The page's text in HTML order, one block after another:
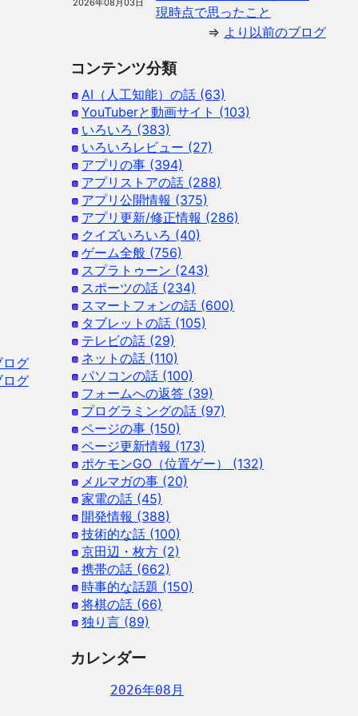
ログ
ログ
2026年08月03日
現時点で思ったこと
⇒ より以前のブログ
コンテンツ分類
AI（人工知能）の話 (63)
YouTuberと動画サイト (103)
いろいろ (383)
いろいろレビュー (27)
アプリの事 (394)
アプリストアの話 (288)
アプリ公開情報 (375)
アプリ更新/修正情報 (286)
クイズいろいろ (40)
ゲーム全般 (756)
スプラトゥーン (243)
スポーツの話 (234)
スマートフォンの話 (600)
タブレットの話 (105)
テレビの話 (29)
ネットの話 (110)
パソコンの話 (100)
フォームへの返答 (39)
プログラミングの話 (97)
ページの事 (150)
ページ更新情報 (173)
ポケモンGO（位置ゲー） (132)
メルマガの事 (20)
家電の話 (45)
開発情報 (388)
技術的な話 (100)
京田辺・枚方 (2)
携帯の話 (662)
時事的な話題 (150)
将棋の話 (66)
独り言 (89)
カレンダー
2026年08月